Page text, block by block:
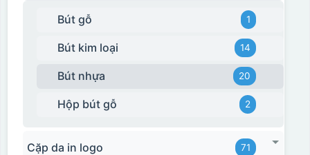
Bút gỗ 1
Bút kim loại 14
Bút nhựa 20
Hộp bút gỗ 2
Cặp da in logo 71